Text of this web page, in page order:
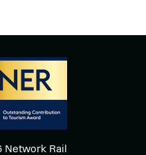
Network Rail